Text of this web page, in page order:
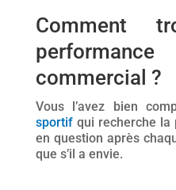
Comment
commercial ?
Vous l’avez bien
sportifqui recherche la
en question après
que s’il a envie.